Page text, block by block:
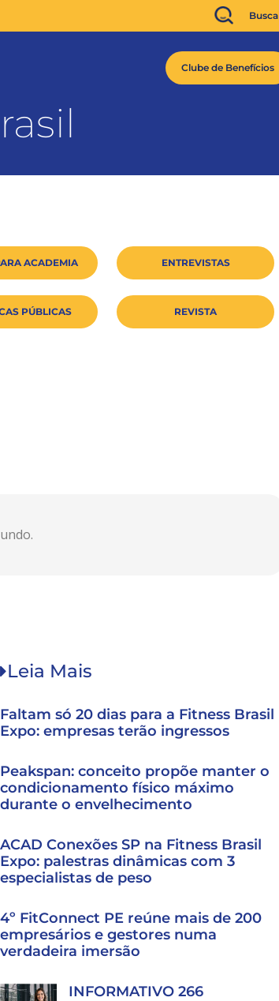
Busca
Clube de Benefícios
ACADEMIA ENTREVISTAS
PÚBLICAS REVISTA
Leia Mais
Faltam só 20 dias para a Fitness Brasil
Expo: empresas terão ingressos
Peakspan: conceito propõe manter o
condicionamento físico máximo
durante o envelhecimento
ACAD Conexões SP na Fitness Brasil
Expo: palestras dinâmicas com 3
especialistas de peso
4º FitConnect PE reúne mais de 200
empresários e gestores numa
verdadeira imersão
INFORMATIVO 266